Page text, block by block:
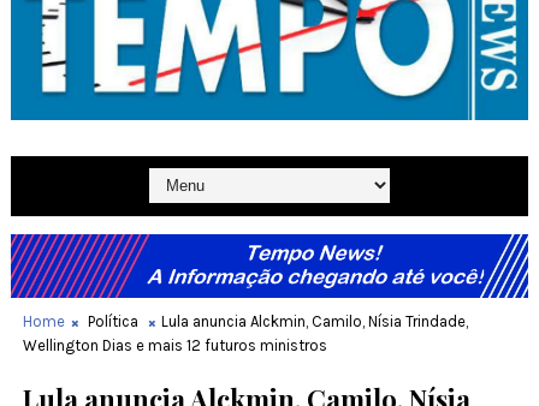
Home Política
Lula anuncia Alckmin, Camilo, Nísia Trindade,
Wellington Dias e mais 12 futuros ministros